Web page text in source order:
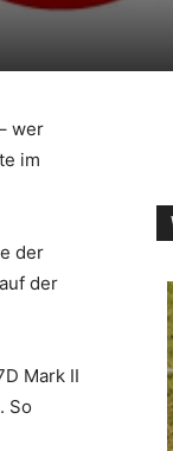
wer
im
der
der
Mark II
So